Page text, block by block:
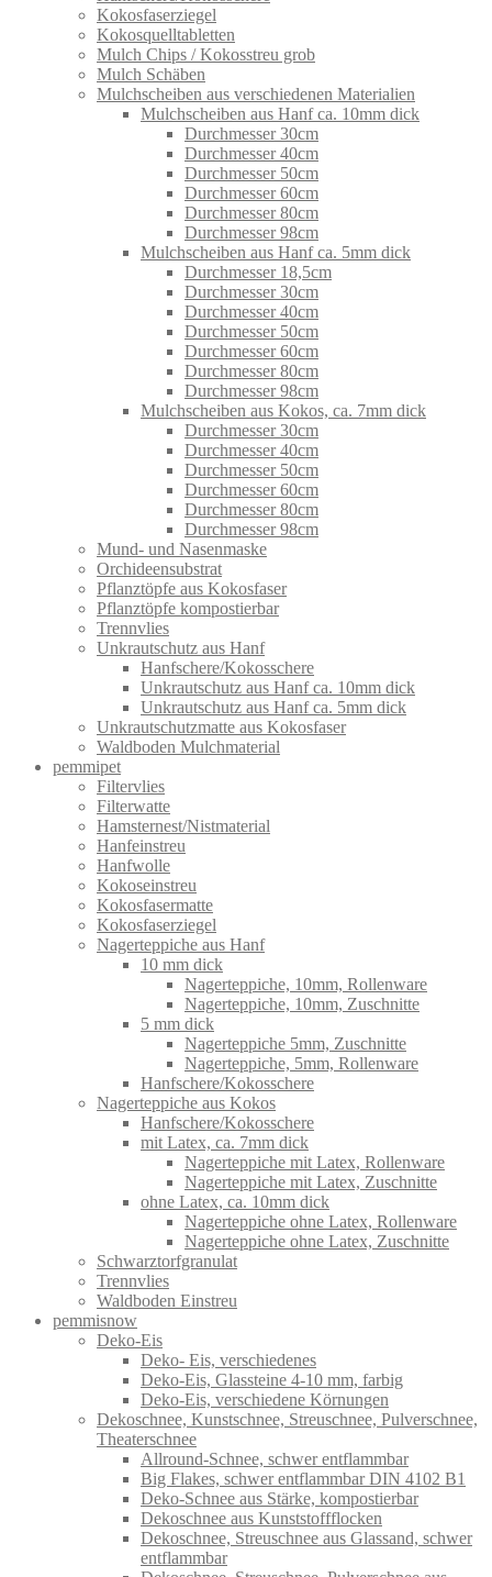
Kokosfaserziegel
Kokosquelltabletten
Mulch Chips / Kokosstreu grob
Mulch Schäben
Mulchscheiben aus verschiedenen Materialien
Mulchscheiben aus Hanf ca. 10mm dick
Durchmesser 30cm
Durchmesser 40cm
Durchmesser 50cm
Durchmesser 60cm
Durchmesser 80cm
Durchmesser 98cm
Mulchscheiben aus Hanf ca. 5mm dick
Durchmesser 18,5cm
Durchmesser 30cm
Durchmesser 40cm
Durchmesser 50cm
Durchmesser 60cm
Durchmesser 80cm
Durchmesser 98cm
Mulchscheiben aus Kokos, ca. 7mm dick
Durchmesser 30cm
Durchmesser 40cm
Durchmesser 50cm
Durchmesser 60cm
Durchmesser 80cm
Durchmesser 98cm
Mund- und Nasenmaske
Orchideensubstrat
Pflanztöpfe aus Kokosfaser
Pflanztöpfe kompostierbar
Trennvlies
Unkrautschutz aus Hanf
Hanfschere/Kokosschere
Unkrautschutz aus Hanf ca. 10mm dick
Unkrautschutz aus Hanf ca. 5mm dick
Unkrautschutzmatte aus Kokosfaser
Waldboden Mulchmaterial
pemmipet
Filtervlies
Filterwatte
Hamsternest/Nistmaterial
Hanfeinstreu
Hanfwolle
Kokoseinstreu
Kokosfasermatte
Kokosfaserziegel
Nagerteppiche aus Hanf
10 mm dick
Nagerteppiche, 10mm, Rollenware
Nagerteppiche, 10mm, Zuschnitte
5 mm dick
Nagerteppiche 5mm, Zuschnitte
Nagerteppiche, 5mm, Rollenware
Hanfschere/Kokosschere
Nagerteppiche aus Kokos
Hanfschere/Kokosschere
mit Latex, ca. 7mm dick
Nagerteppiche mit Latex, Rollenware
Nagerteppiche mit Latex, Zuschnitte
ohne Latex, ca. 10mm dick
Nagerteppiche ohne Latex, Rollenware
Nagerteppiche ohne Latex, Zuschnitte
Schwarztorfgranulat
Trennvlies
Waldboden Einstreu
pemmisnow
Deko-Eis
Deko- Eis, verschiedenes
Deko-Eis, Glassteine 4-10 mm, farbig
Deko-Eis, verschiedene Körnungen
Dekoschnee, Kunstschnee, Streuschnee, Pulverschnee,
Theaterschnee
Allround-Schnee, schwer entflammbar
Big Flakes, schwer entflammbar DIN 4102 B1
Deko-Schnee aus Stärke, kompostierbar
Dekoschnee aus Kunststoffflocken
Dekoschnee, Streuschnee aus Glassand, schwer
entflammbar